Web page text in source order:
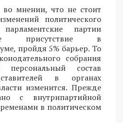
мнении, что не стоит
политического
партии
присутствие в
пройдя 5% барьер. То
собрания
состав
в органах
изменится. Прежде
с внутрипартийной
в политическом